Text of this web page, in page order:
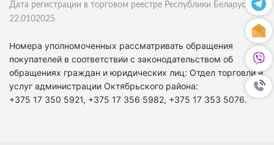
Дата регистрации в торговом реестре Республики Беларусь
22.0102025
Номера уполномоченных рассматривать обращения
покупателей в соответствии с законодательством об
обращениях граждан и юридических лиц: Отдел торговли и
услуг администрации Октябрьского района:
+375 17 350 5921, +375 17 356 5982, +375 17 353 5076.